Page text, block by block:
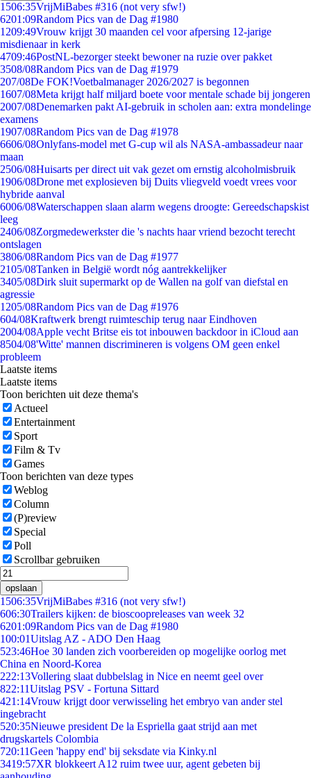
1506:35VrijMiBabes #316 (not very sfw!)
6201:09Random Pics van de Dag #1980
1209:49Vrouw krijgt 30 maanden cel voor afpersing 12-jarige
misdienaar in kerk
4709:46PostNL-bezorger steekt bewoner na ruzie over pakket
3508/08Random Pics van de Dag #1979
207/08De FOK!Voetbalmanager 2026/2027 is begonnen
1607/08Meta krijgt half miljard boete voor mentale schade bij jongeren
2007/08Denemarken pakt AI-gebruik in scholen aan: extra mondelinge
examens
1907/08Random Pics van de Dag #1978
6606/08Onlyfans-model met G-cup wil als NASA-ambassadeur naar
maan
2506/08Huisarts per direct uit vak gezet om ernstig alcoholmisbruik
1906/08Drone met explosieven bij Duits vliegveld voedt vrees voor
hybride aanval
6006/08Waterschappen slaan alarm wegens droogte: Gereedschapskist
leeg
2406/08Zorgmedewerkster die 's nachts haar vriend bezocht terecht
ontslagen
3806/08Random Pics van de Dag #1977
2105/08Tanken in België wordt nóg aantrekkelijker
3405/08Dirk sluit supermarkt op de Wallen na golf van diefstal en
agressie
1205/08Random Pics van de Dag #1976
604/08Kraftwerk brengt ruimteschip terug naar Eindhoven
2004/08Apple vecht Britse eis tot inbouwen backdoor in iCloud aan
8504/08'Witte' mannen discrimineren is volgens OM geen enkel
probleem
Laatste items
Laatste items
Toon berichten uit deze thema's
Actueel
Entertainment
Sport
Film & Tv
Games
Toon berichten van deze types
Weblog
Column
(P)review
Special
Poll
Scrollbar gebruiken
opslaan
1506:35VrijMiBabes #316 (not very sfw!)
606:30Trailers kijken: de bioscoopreleases van week 32
6201:09Random Pics van de Dag #1980
100:01Uitslag AZ - ADO Den Haag
523:46Hoe 30 landen zich voorbereiden op mogelijke oorlog met
China en Noord-Korea
222:13Vollering slaat dubbelslag in Nice en neemt geel over
822:11Uitslag PSV - Fortuna Sittard
421:14Vrouw krijgt door verwisseling het embryo van ander stel
ingebracht
520:35Nieuwe president De la Espriella gaat strijd aan met
drugskartels Colombia
720:11Geen 'happy end' bij seksdate via Kinky.nl
3419:57XR blokkeert A12 ruim twee uur, agent gebeten bij